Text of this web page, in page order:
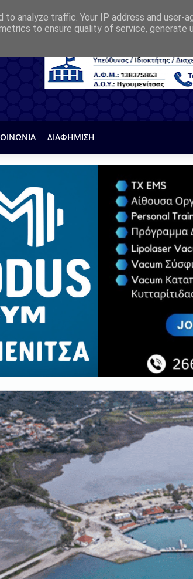
ΔΙΑΦΗΜΙΣΗ
analyze traffic. Your IP address and user-
to ensure quality of service, generate